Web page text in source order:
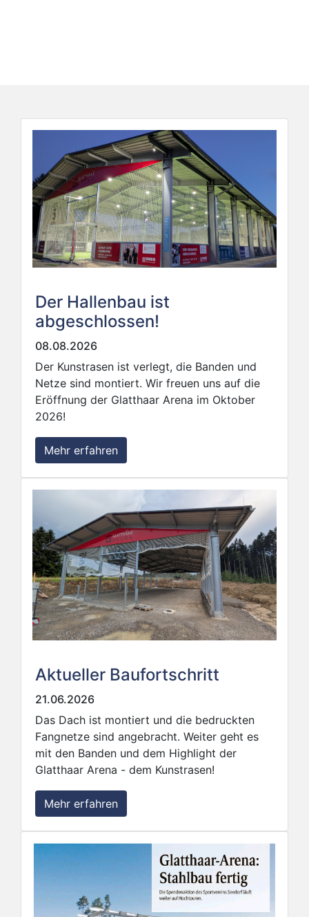
Der Hallenbau ist
abgeschlossen!
08.08.2026
Der Kunstrasen ist verlegt, die Banden und
Netze sind montiert. Wir freuen uns auf die
Eröffnung der Glatthaar Arena im Oktober
2026!
Mehr erfahren
Aktueller Baufortschritt
21.06.2026
Das Dach ist montiert und die bedruckten
Fangnetze sind angebracht. Weiter geht es
mit den Banden und dem Highlight der
Glatthaar Arena - dem Kunstrasen!
Mehr erfahren